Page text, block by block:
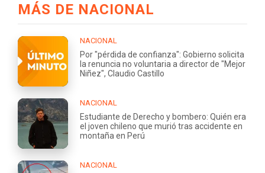
MÁS DE NACIONAL
NACIONAL
Por "pérdida de confianza": Gobierno solicita
la renuncia no voluntaria a director de "Mejor
Niñez", Claudio Castillo
NACIONAL
Estudiante de Derecho y bombero: Quién era
el joven chileno que murió tras accidente en
montaña en Perú
NACIONAL